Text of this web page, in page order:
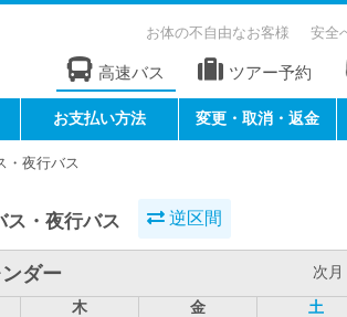
お体の不自由なお客様 安全
高速バス ツアー予約
お支払い方法 変更・取消・返金
・夜行バス
ス・夜行バス 逆区間
ダー
次月
木 金
土